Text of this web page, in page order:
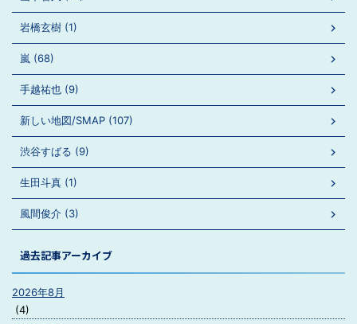
岩橋玄樹 (1)
嵐 (68)
手越祐也 (9)
新しい地図/SMAP (107)
渋谷すばる (9)
生田斗真 (1)
風間俊介 (3)
過去記事アーカイブ
2026年8月
(4)